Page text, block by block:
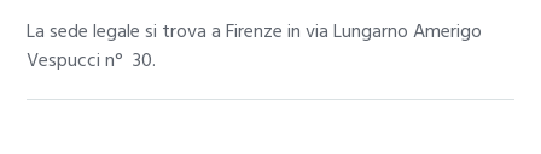
La sede legale si trova a Firenze in via Lungarno Amerigo
Vespucci n° 30.